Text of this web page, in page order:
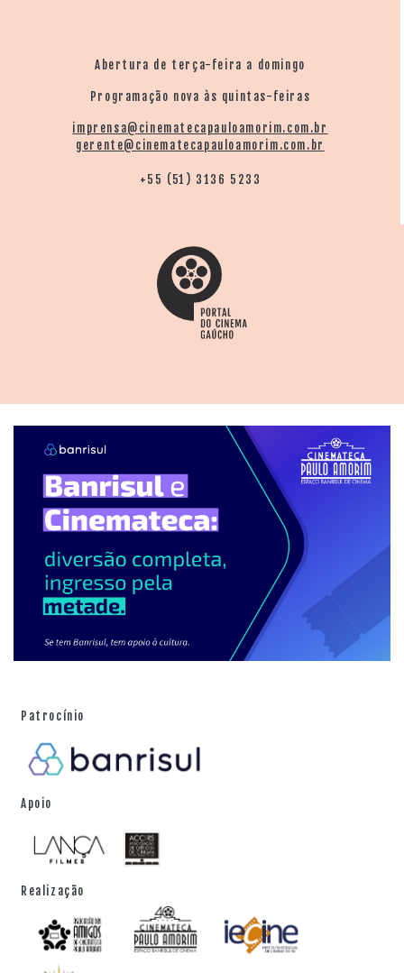
Abertura de terça-feira a domingo
Programação nova às quintas-feiras
imprensa@cinematecapauloamorim.com.br
gerente@cinematecapauloamorim.com.br
+55 (51) 3136 5233
Patrocínio
Apoio
Realização